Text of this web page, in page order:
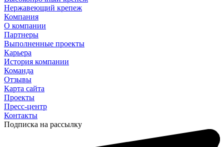
Нержавеющий крепеж
Компания
О компании
Партнеры
Выполненные проекты
Карьера
История компании
Команда
Отзывы
Карта сайта
Проекты
Пресс-центр
Контакты
Подписка на рассылку